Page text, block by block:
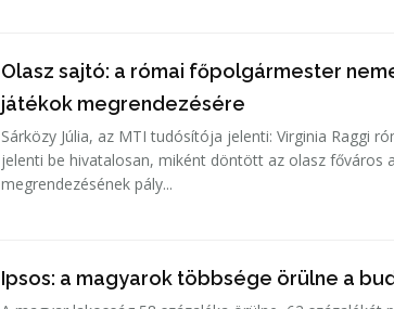
Olasz sajtó: a római főpolgármester
játékok megrendezésére
Sárközy Júlia, az MTI tudósítója jelenti: Virginia Raggi
jelenti be hivatalosan, miként döntött az olasz főváros
megrendezésének pály...
Ipsos: a magyarok többsége örülne a